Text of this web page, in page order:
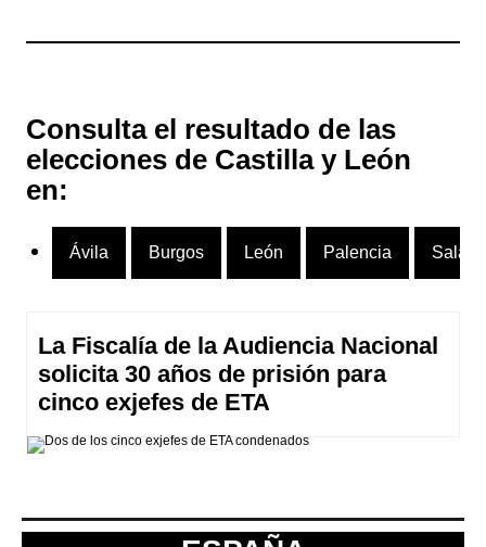
Consulta el resultado de las
elecciones de Castilla y León
en:
Ávila Burgos León Palencia
La Fiscalía de la Audiencia Nacional
solicita 30 años de prisión para
cinco exjefes de ETA